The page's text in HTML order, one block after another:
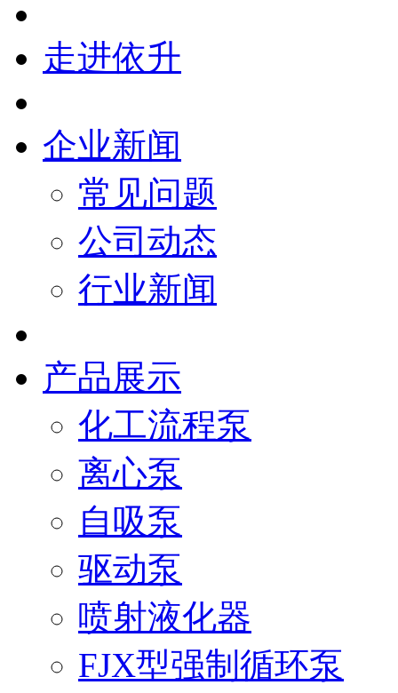
走进依升
企业新闻
常见问题
公司动态
行业新闻
产品展示
化工流程泵
离心泵
自吸泵
驱动泵
喷射液化器
FJX型强制循环泵